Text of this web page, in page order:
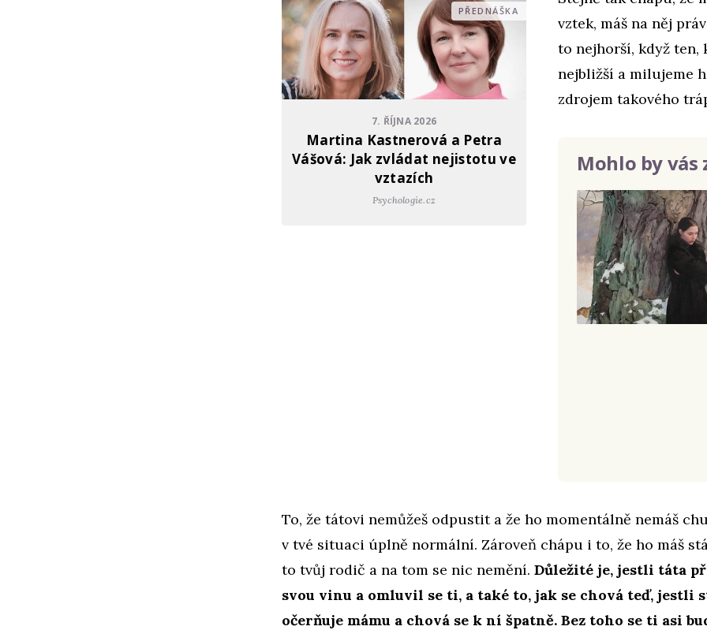
PŘEDNÁŠKA
7. ŘÍJNA 2026
Martina Kastnerová a Petra
Vášová: Jak zvládat nejistotu ve
vztazích
Psychologie.cz
vztek, máš na něj
to nejhorší, když ten,
nejbližší a milujeme
zdrojem takového
Mohlo by vás
To, že tátovi nemůžeš odpustit a že ho momentálně nemáš
v tvé situaci úplně normální. Zároveň chápu i to, že ho máš
to tvůj rodič a na tom se nic nemění. Důležité je, jestli táta
svou vinu a omluvil se ti, a také to, jak se chová teď, jestli
očerňuje mámu a chová se k ní špatně. Bez toho se ti asi